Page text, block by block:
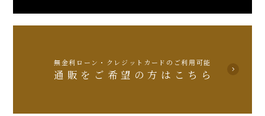
無金利ローン・クレジットカードのご利用可能
通販をご希望の方はこちら